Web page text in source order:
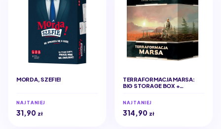
MORDA, SZEFIE!
NAJTANIEJ
31,90 zł
TERRAFORMACJA MARSA:
BIG STORAGE BOX +
NAJTANIEJ
314,90 zł